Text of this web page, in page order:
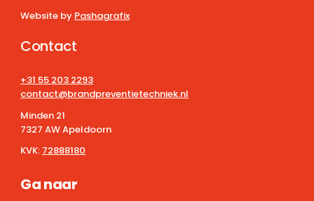
Website by Pashagrafix
Contact
+31 55 203 2293
contact@brandpreventietechniek.nl
Minden 21
7327 AW Apeldoorn
KVK: 72888180
Ga naar